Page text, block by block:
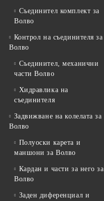
Съединител комплект за
Волво
Контрол на съединителя за
Волво
Съединител, механични
части Волво
Хидравлика на
съединителя
Задвижване на колелата за
Волво
Полуоски карета и
маншони за Волво
Кардан и части за него за
Волво
Заден диференциал и